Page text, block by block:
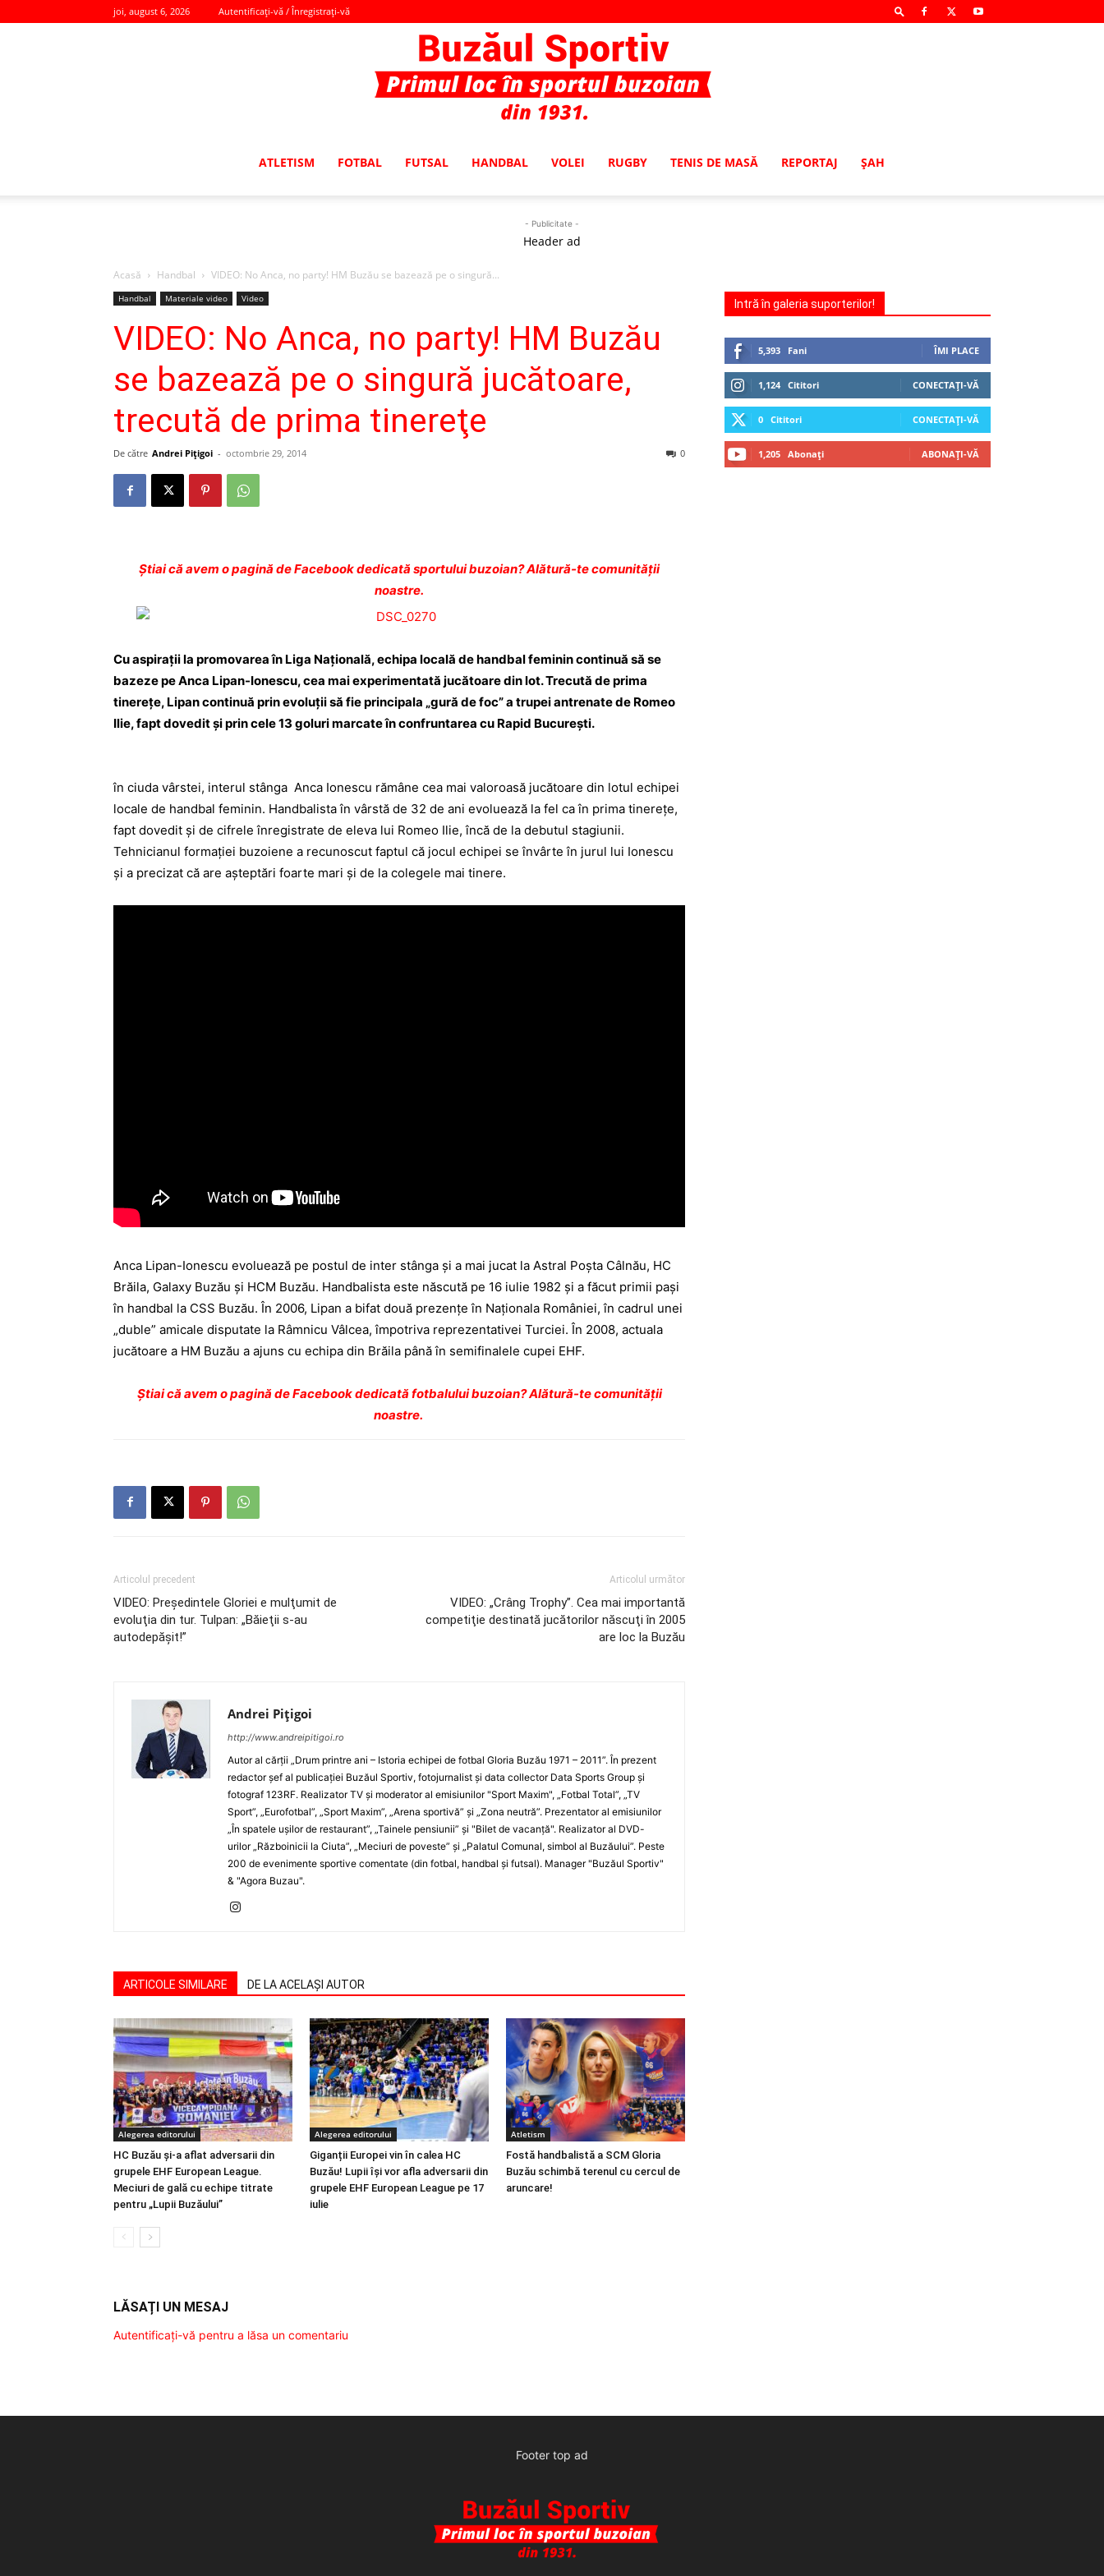
joi, august 6, 2026 Autentificați-vă / Înregistrați-vă
ATLETISM FOTBAL FUTSAL HANDBAL VOLEI RUGBY TENIS DE MASĂ REPORTAJ ŞAH
- Publicitate -
Header ad
Acasă Handbal VIDEO: No Anca, no party! HM Buzău se bazează pe o singură...
Handbal Materiale video Video
VIDEO: No Anca, no party! HM Buzău
se bazează pe o singură jucătoare,
trecută de prima tinereţe
De către Andrei Pițigoi - octombrie 29, 2014 0
Ştiai că avem o pagină de Facebook dedicată sportului buzoian? Alătură-te comunității
noastre.
Cu aspiraţii la promovarea în Liga Naţională, echipa locală de handbal feminin continuă să se
bazeze pe Anca Lipan-Ionescu, cea mai experimentată jucătoare din lot. Trecută de prima
tinereţe, Lipan continuă prin evoluţii să fie principala „gură de foc” a trupei antrenate de Romeo
Ilie, fapt dovedit şi prin cele 13 goluri marcate în confruntarea cu Rapid Bucureşti.
în ciuda vârstei, interul stânga Anca Ionescu rămâne cea mai valoroasă jucătoare din lotul echipei
locale de handbal feminin. Handbalista în vârstă de 32 de ani evoluează la fel ca în prima tinereţe,
fapt dovedit şi de cifrele înregistrate de eleva lui Romeo Ilie, încă de la debutul stagiunii.
Tehnicianul formaţiei buzoiene a recunoscut faptul că jocul echipei se învârte în jurul lui Ionescu
şi a precizat că are aşteptări foarte mari şi de la colegele mai tinere.
Anca Lipan-Ionescu evoluează pe postul de inter stânga şi a mai jucat la Astral Poşta Câlnău, HC
Brăila, Galaxy Buzău şi HCM Buzău. Handbalista este născută pe 16 iulie 1982 şi a făcut primii paşi
în handbal la CSS Buzău. În 2006, Lipan a bifat două prezenţe în Naţionala României, în cadrul unei
„duble” amicale disputate la Râmnicu Vâlcea, împotriva reprezentativei Turciei. În 2008, actuala
jucătoare a HM Buzău a ajuns cu echipa din Brăila până în semifinalele cupei EHF.
Ştiai că avem o pagină de Facebook dedicată fotbalului buzoian? Alătură-te comunității
noastre.
Articolul precedent
VIDEO: Preşedintele Gloriei e mulţumit de
evoluţia din tur. Tulpan: „Băieţii s-au
autodepăşit!”
Articolul următor
VIDEO: „Crâng Trophy”. Cea mai importantă
competiţie destinată jucătorilor născuţi în 2005
are loc la Buzău
Andrei Pițigoi
http://www.andreipitigoi.ro
Autor al cărţii „Drum printre ani – Istoria echipei de fotbal Gloria Buzău 1971 – 2011”. În prezent
redactor şef al publicaţiei Buzăul Sportiv, fotojurnalist şi data collector Data Sports Group şi
fotograf 123RF. Realizator TV şi moderator al emisiunilor "Sport Maxim", „Fotbal Total”, „TV
Sport”, „Eurofotbal”, „Sport Maxim”, „Arena sportivă” şi „Zona neutră”. Prezentator al emisiunilor
„În spatele uşilor de restaurant”, „Tainele pensiunii” şi "Bilet de vacanţă". Realizator al DVD-
urilor „Războinicii la Ciuta”, „Meciuri de poveste” şi „Palatul Comunal, simbol al Buzăului”. Peste
200 de evenimente sportive comentate (din fotbal, handbal şi futsal). Manager "Buzăul Sportiv"
& "Agora Buzau".
ARTICOLE SIMILARE DE LA ACELAȘI AUTOR
Alegerea editorului
HC Buzău și-a aflat adversarii din
grupele EHF European League.
Meciuri de gală cu echipe titrate
pentru „Lupii Buzăului”
Alegerea editorului
Giganții Europei vin în calea HC
Buzău! Lupii își vor afla adversarii din
grupele EHF European League pe 17
iulie
Atletism
Fostă handbalistă a SCM Gloria
Buzău schimbă terenul cu cercul de
aruncare!
LĂSAȚI UN MESAJ
Autentificați-vă pentru a lăsa un comentariu
Intră în galeria suporterilor!
5,393 Fani ÎMI PLACE
1,124 Cititori CONECTAȚI-VĂ
0 Cititori CONECTAȚI-VĂ
1,205 Abonați ABONAȚI-VĂ
Footer top ad